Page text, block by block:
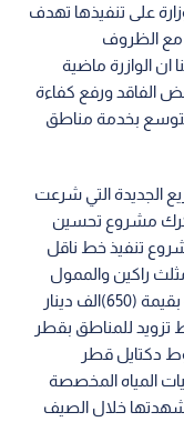
على تنفيذها تهدف
مع الظروف
ان الوازرة ماضية
الفاقد ورفع كفاءة
بخدمة مناطق
الجديدة التي شرعت
مشروع تحسين
تنفيذ خط ناقل
راكين والممول
بمنحة كريمة من المملكة العربية السعودية بقيمة (650)الف دينار
للمناطق بقطر
خطوط دكتايل قطر
لزيادة كميات المياه المخصصة
شهدتها خلال الصيف